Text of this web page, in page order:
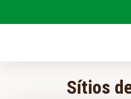
Sítios